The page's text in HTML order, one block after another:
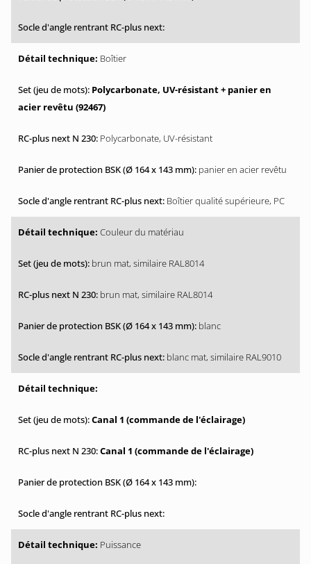
Boîtier
Polycarbonate, UV-résistant + panier en
acier revêtu (92467)
Polycarbonate, UV-résistant
panier en acier revêtu
Boîtier qualité supérieure, PC
Couleur du matériau
brun mat, similaire RAL8014
brun mat, similaire RAL8014
blanc
blanc mat, similaire RAL9010
Canal 1 (commande de l'éclairage)
Canal 1 (commande de l'éclairage)
Puissance